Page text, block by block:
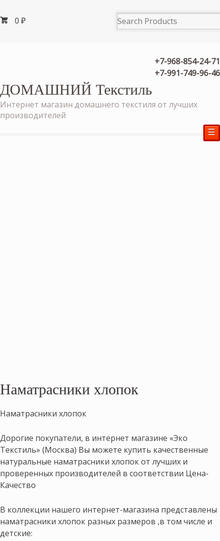
0 ₽
+7-968-854-24-71
+7-991-749-96-46
ДОМАШНИЙ Текстиль
Интернет магазин домашнего текстиля от лучших
производителей
☰
Наматрасники хлопок
Наматрасники хлопок
Дорогие покупатели, в интернет магазине «Эко
Текстиль» (Москва) Вы можете купить качественные
натуральные наматрасники хлопок от лучших и
проверенных производителей в соответствии Цена-
Качество
В коллекции нашего интернет-магазина представлены
наматрасники хлопок разных размеров ,в том числе и
детские: